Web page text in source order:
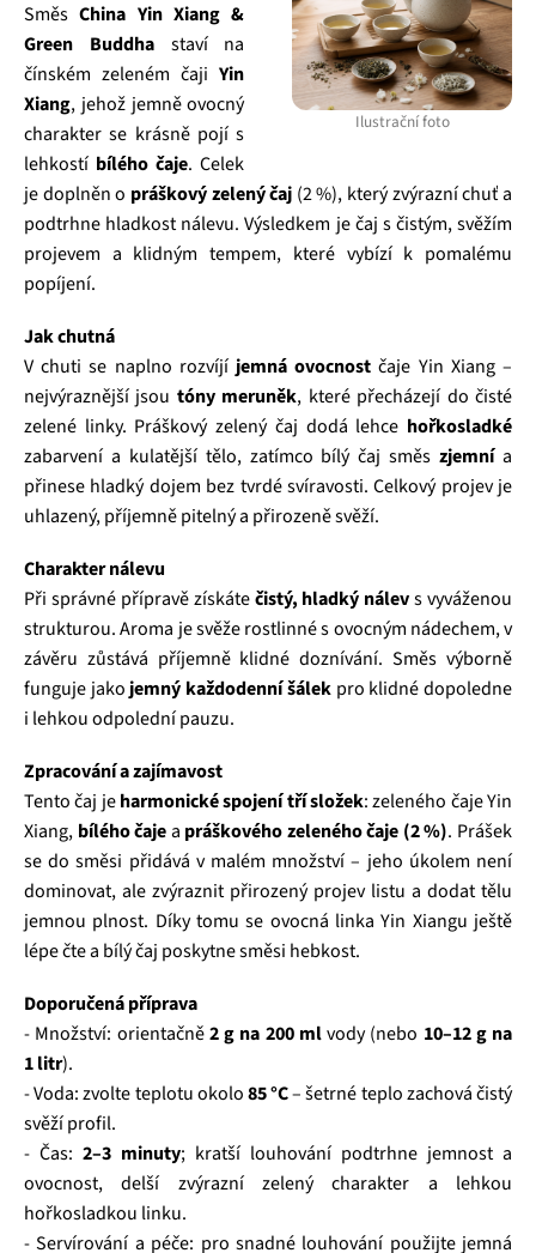
Ilustrační foto
SměsChina Yin Xiang &
Green Buddhastaví na
čínském zeleném čajiYin
Xiang, jehož jemně ovocný
charakter se krásně pojí s
lehkostí bílého čaje. Celek
je doplněn o práškový zelený čaj (2 %), který zvýrazní chuť a
podtrhne hladkost nálevu. Výsledkem je čaj s čistým, svěžím
projevem a klidným tempem, které vybízí k pomalému
popíjení.
Jak chutná
V chuti se naplno rozvíjí jemná ovocnost čaje Yin Xiang –
nejvýraznější jsou tóny meruněk, které přecházejí do čisté
zelené linky. Práškový zelený čaj dodá lehce hořkosladké
zabarvení a kulatější tělo, zatímco bílý čaj směszjemnía
přinese hladký dojem bez tvrdé svíravosti. Celkový projev je
uhlazený, příjemně pitelný a přirozeně svěží.
Charakter nálevu
Při správné přípravě získátečistý, hladký nálevs vyváženou
strukturou. Aroma je svěže rostlinné s ovocným nádechem, v
závěru zůstává příjemně klidné doznívání. Směs výborně
funguje jako jemný každodenní šálekpro klidné dopoledne
i lehkou odpolední pauzu.
Zpracování a zajímavost
Tento čaj jeharmonické spojení tří složek: zeleného čaje Yin
Xiang, bílého čajea práškového zeleného čaje (2 %). Prášek
se do směsi přidává v malém množství – jeho úkolem není
dominovat, ale zvýraznit přirozený projev listu a dodat tělu
jemnou plnost. Díky tomu se ovocná linka Yin Xiangu ještě
lépe čte a bílý čaj poskytne směsi hebkost.
Doporučená příprava
- Množství: orientačně2 g na 200 mlvody (nebo 10–12 g na
1 litr).
- Voda: zvolte teplotu okolo85 °C– šetrné teplo zachová čistý
svěží profil.
- Čas: 2–3 minuty; kratší louhování podtrhne jemnost a
ovocnost, delší zvýrazní zelený charakter a lehkou
hořkosladkou linku.
- Servírování a péče: pro snadné louhování použijte jemná